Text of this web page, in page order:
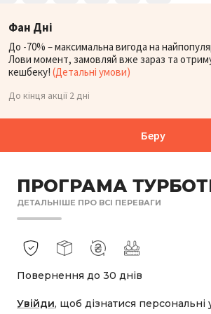
Фан Дні
До -70% – максимальна вигода на
Лови момент, замовляй вже зараз та
кешбеку! (Детальні умови)
До кінця акції 2 дні
Беру
ПРОГРАМА
ДЕТАЛЬНІШЕ ПРО ВСІ ПЕРЕВАГИ
Повернення до 30 днів
Увійди, щоб дізнатися персональні